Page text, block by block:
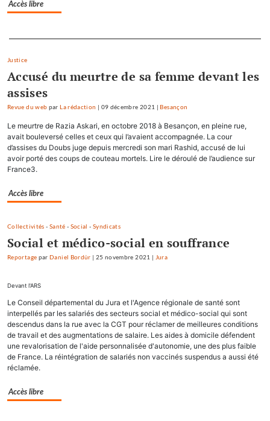
Accès libre
Separateur
Justice
Accusé du meurtre de sa femme devant les
assises
Revue du web parLa rédaction | 09 décembre 2021 |Besançon
Le meurtre de Razia Askari, en octobre 2018 à Besançon, en pleine rue,
avait bouleversé celles et ceux qui l’avaient accompagnée. La cour
d’assises du Doubs juge depuis mercredi son mari Rashid, accusé de lui
avoir porté des coups de couteau mortels. Lire le déroulé de l’audience sur
France3.
Accès libre
Collectivités - Santé - Social - Syndicats
Social et médico-social en souffrance
Reportage parDaniel Bordür | 25 novembre 2021 | Jura
Devant l'ARS
Le Conseil départemental du Jura et l'Agence régionale de santé sont
interpellés par les salariés des secteurs social et médico-social qui sont
descendus dans la rue avec la CGT pour réclamer de meilleures conditions
de travail et des augmentations de salaire. Les aides à domicile défendent
une revalorisation de l'aide personnalisée d'autonomie, une des plus faible
de France. La réintégration de salariés non vaccinés suspendus a aussi été
réclamée.
Accès libre